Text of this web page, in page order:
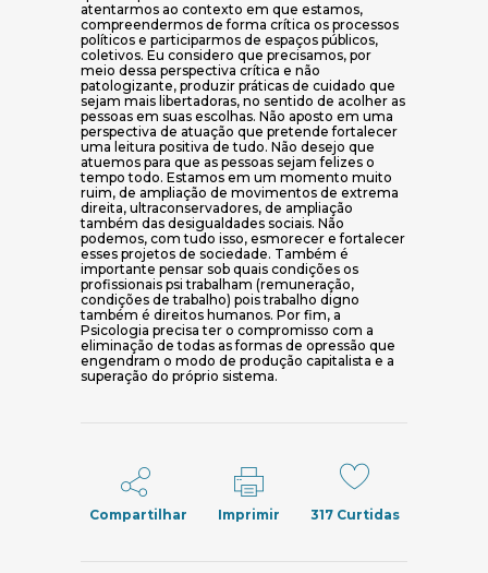
atentarmos ao contexto em que estamos,
compreendermos de forma crítica os processos
políticos e participarmos de espaços públicos,
coletivos. Eu considero que precisamos, por
meio dessa perspectiva crítica e não
patologizante, produzir práticas de cuidado que
sejam mais libertadoras, no sentido de acolher as
pessoas em suas escolhas. Não aposto em uma
perspectiva de atuação que pretende fortalecer
uma leitura positiva de tudo. Não desejo que
atuemos para que as pessoas sejam felizes o
tempo todo. Estamos em um momento muito
ruim, de ampliação de movimentos de extrema
direita, ultraconservadores, de ampliação
também das desigualdades sociais. Não
podemos, com tudo isso, esmorecer e fortalecer
esses projetos de sociedade. Também é
importante pensar sob quais condições os
profissionais psi trabalham (remuneração,
condições de trabalho) pois trabalho digno
também é direitos humanos. Por fim, a
Psicologia precisa ter o compromisso com a
eliminação de todas as formas de opressão que
engendram o modo de produção capitalista e a
superação do próprio sistema.
Compartilhar Imprimir 317Curtidas